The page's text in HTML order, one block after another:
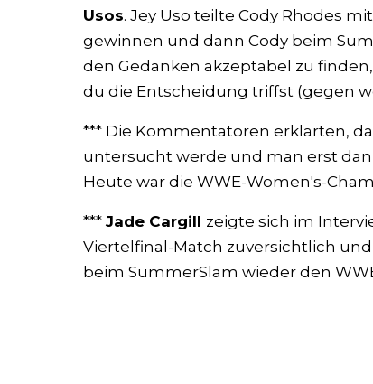
Usos. Jey Uso teilte Cody Rhodes
gewinnen und dann Cody beim
den Gedanken akzeptabel zu
du die Entscheidung triffst (gegen
*** Die Kommentatoren erklärten,
untersucht werde und man erst
Heute war die WWE-Women's-
*** Jade Cargill zeigte sich im
Viertelfinal-Match zuversichtlich
beim SummerSlam wieder den